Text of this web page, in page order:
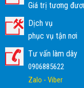
Giá trị tương
Dịch vụ
phục vụ tận nơi
Tư vấn làm dây
0906885622
Zalo - Viber